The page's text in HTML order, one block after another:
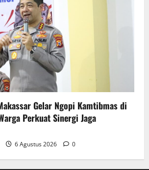
Gelar Ngopi Kamtibmas di
Perkuat Sinergi Jaga
6 Agustus 2026 0